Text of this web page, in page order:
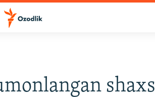
shaxs